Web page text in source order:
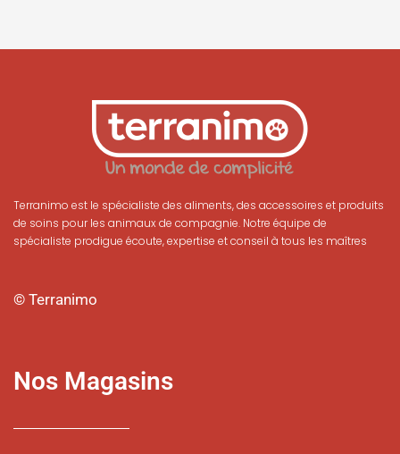
Terranimo est le spécialiste des aliments, des accessoires et produits
de soins pour les animaux de compagnie. Notre équipe de
spécialiste prodigue écoute, expertise et conseil à tous les maîtres
© Terranimo
Nos Magasins